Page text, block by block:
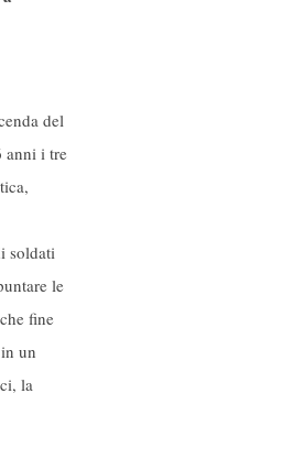
del
anni i tre
soldati
le
fine
un
la